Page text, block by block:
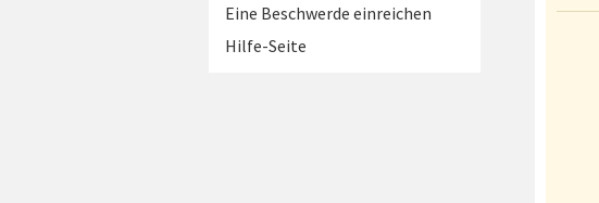
Eine Beschwerde einreichen
Hilfe-Seite